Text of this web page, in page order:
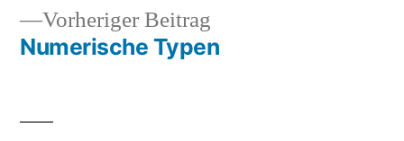
Vorheriger Beitrag
Beitrag:
Numerische Typen